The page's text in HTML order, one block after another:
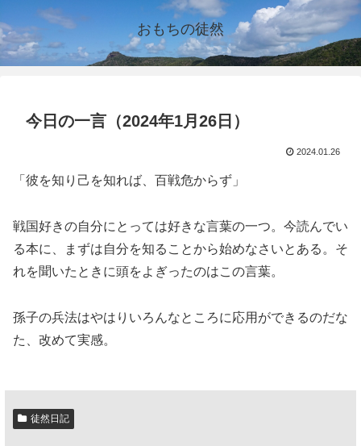
おもちの徒然
今日の一言（2024年1月26日）
2024.01.26
「彼を知り己を知れば、百戦危からず」
戦国好きの自分にとっては好きな言葉の一つ。今読んでい
る本に、まずは自分を知ることから始めなさいとある。そ
れを聞いたときに頭をよぎったのはこの言葉。
孫子の兵法はやはりいろんなところに応用ができるのだな
た、改めて実感。
徒然日記